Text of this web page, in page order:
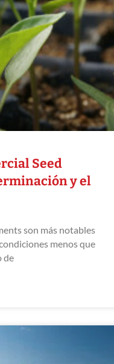
Seed
y el
son más notables
menos que
de